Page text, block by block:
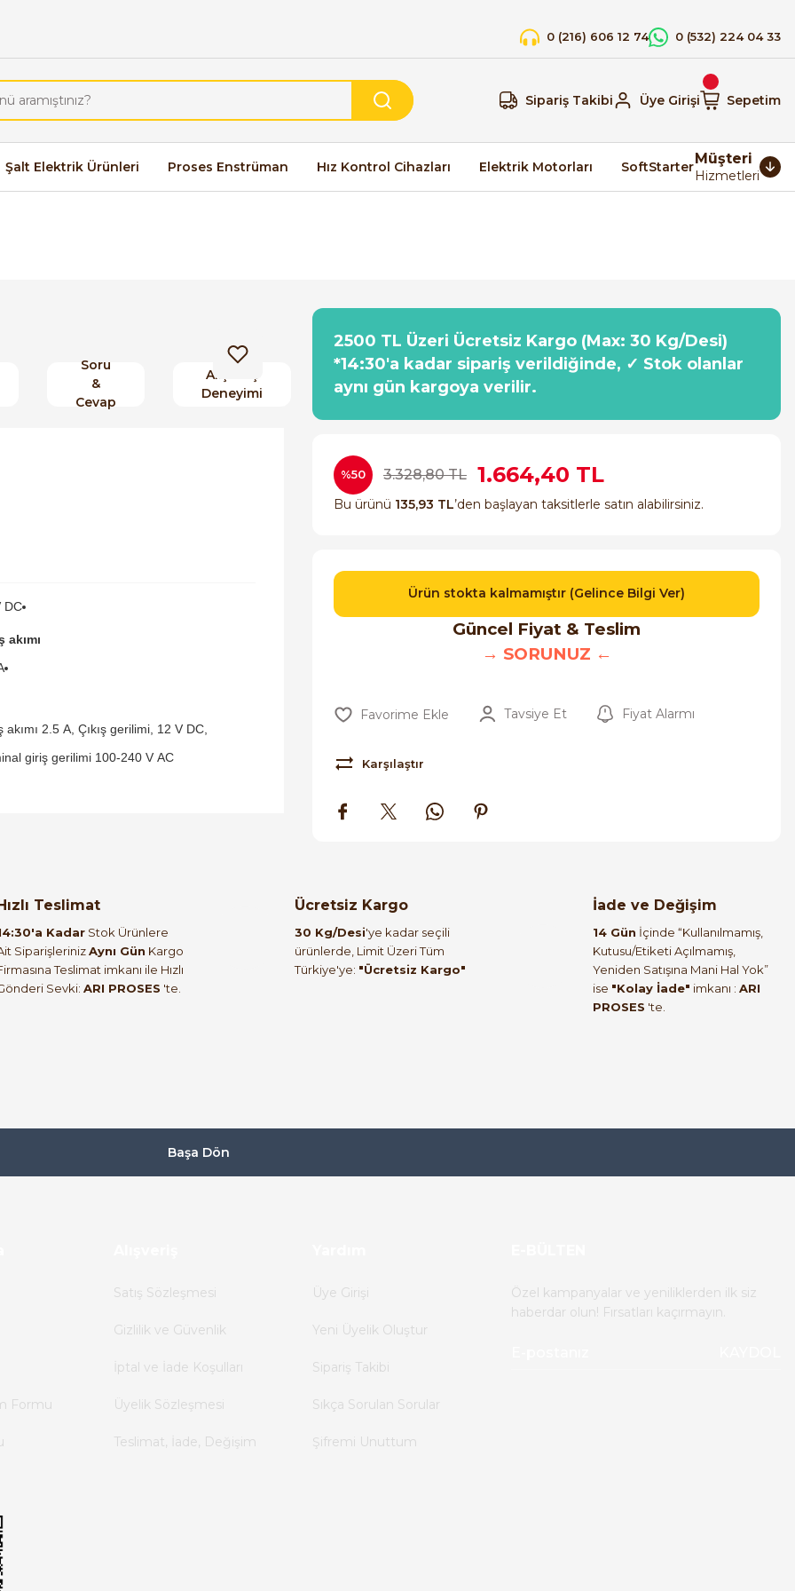
0 (216) 606 12 74 0 (532) 224 04 33
Sipariş Takibi Üye Girişi Sepetim
Şalt Elektrik Ürünleri Proses Enstrüman Hız Kontrol Cihazları Elektrik Motorları SoftStarterMüşteri
Hizmetleri
Soru
&
Cevap
Alışveriş
Deneyimi
DC
akımı
akımı 2.5 A, Çıkış gerilimi, 12 V DC,
giriş gerilimi 100-240 V AC
2500 TL Üzeri Ücretsiz Kargo (Max: 30 Kg/Desi)
*14:30'a kadar sipariş verildiğinde, ✓ Stok olanlar
aynı gün kargoya verilir.
%50 3.328,80 TL 1.664,40 TL
Bu ürünü 135,93 TL’den başlayan taksitlerle satın alabilirsiniz.
Ürün stokta kalmamıştır (Gelince Bilgi Ver)
Güncel Fiyat & Teslim
→ SORUNUZ ←
Tavsiye Et Fiyat Alarmı
Karşılaştır
Hızlı Teslimat
Kadar Stok Ürünlere
SiparişlerinizAynı Gün Kargo
Teslimat imkanı ile Hızlı
Sevki: ARI PROSES 'te.
Ücretsiz Kargo
30 Kg/Desi'ye kadar seçili
ürünlerde, Limit Üzeri Tüm
Türkiye'ye: "Ücretsiz Kargo"
İade ve Değişim
14 Gün İçinde “Kullanılmamış,
Kutusu/Etiketi Açılmamış,
Yeniden Satışına Mani Hal Yok”
ise "Kolay İade" imkanı : ARI
PROSES 'te.
Başa Dön
Formu
Satış Sözleşmesi
Gizlilik ve Güvenlik
İptal ve İade Koşulları
Üyelik Sözleşmesi
Teslimat, İade, Değişim
Üye Girişi
Yeni Üyelik Oluştur
Sipariş Takibi
Sıkça Sorulan Sorular
Şifremi Unuttum
Özel kampanyalar ve yeniliklerden ilk siz
haberdar olun! Fırsatları kaçırmayın.